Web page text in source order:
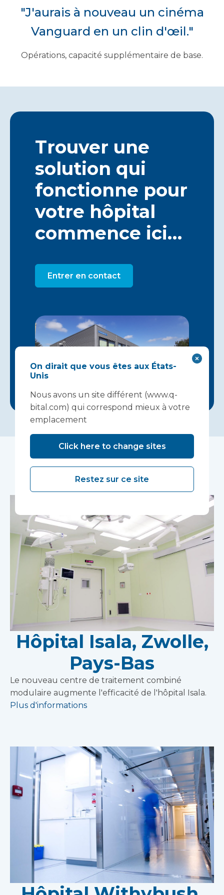
"J'aurais à nouveau un cinéma
Vanguard en un clin d'œil."
Opérations, capacité supplémentaire de base.
Trouver une
solution qui
fonctionne pour
votre hôpital
commence ici…
Entrer en contact
Études de cas
Hôpital Isala, Zwolle,
Pays-Bas
Le nouveau centre de traitement combiné
modulaire augmente l'efficacité de l'hôpital Isala.
Plus d'informations
On dirait que vous êtes aux États-
Unis
Nous avons un site différent (www.q-
bital.com) qui correspond mieux à votre
emplacement
Click here to change sites
Restez sur ce site